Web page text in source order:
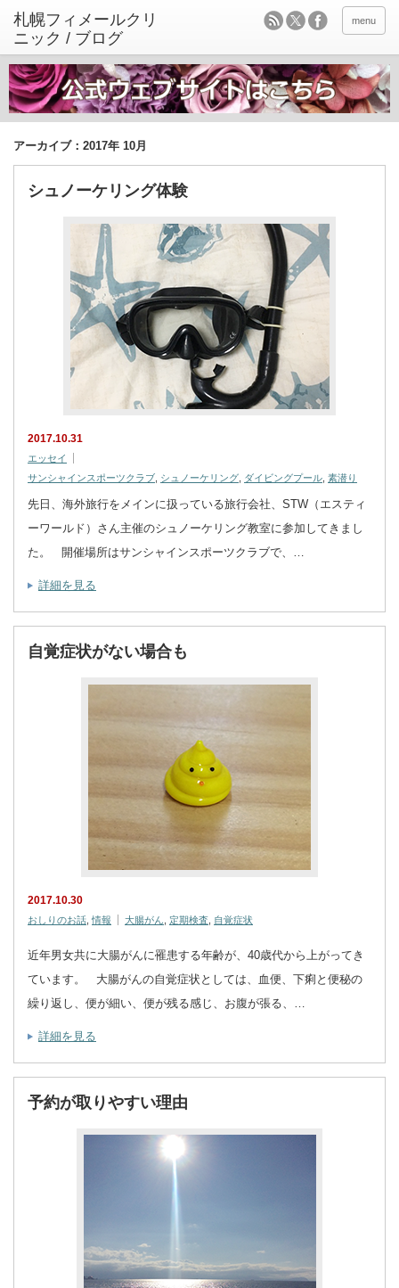
menu
アーカイブ：2017年 10月
シュノーケリング体験
2017.10.31
エッセイ
サンシャインスポーツクラブ シュノーケリング ダイビングプール 素潜り
先日、海外旅行をメインに扱っている旅行会社、STW（エスティ
ーワールド）さん主催のシュノーケリング教室に参加してきまし
た。 開催場所はサンシャインスポーツクラブで、…
詳細を見る
自覚症状がない場合も
2017.10.30
おしりのお話 ,情報 大腸がん 定期検査 自覚症状
近年男女共に大腸がんに罹患する年齢が、40歳代から上がってき
ています。 大腸がんの自覚症状としては、血便、下痢と便秘の
繰り返し、便が細い、便が残る感じ、お腹が張る、…
詳細を見る
予約が取りやすい理由